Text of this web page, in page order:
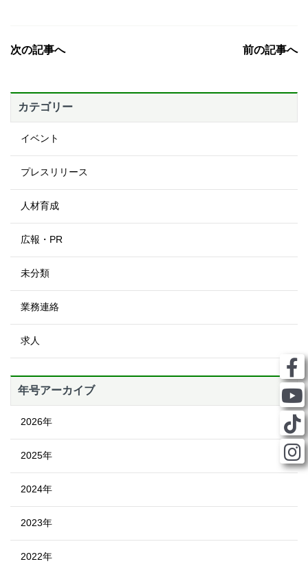
次の記事へ 前の記事へ
カテゴリー
イベント
プレスリリース
人材育成
広報・PR
未分類
業務連絡
求人
年号アーカイブ
2026年
2025年
2024年
2023年
2022年